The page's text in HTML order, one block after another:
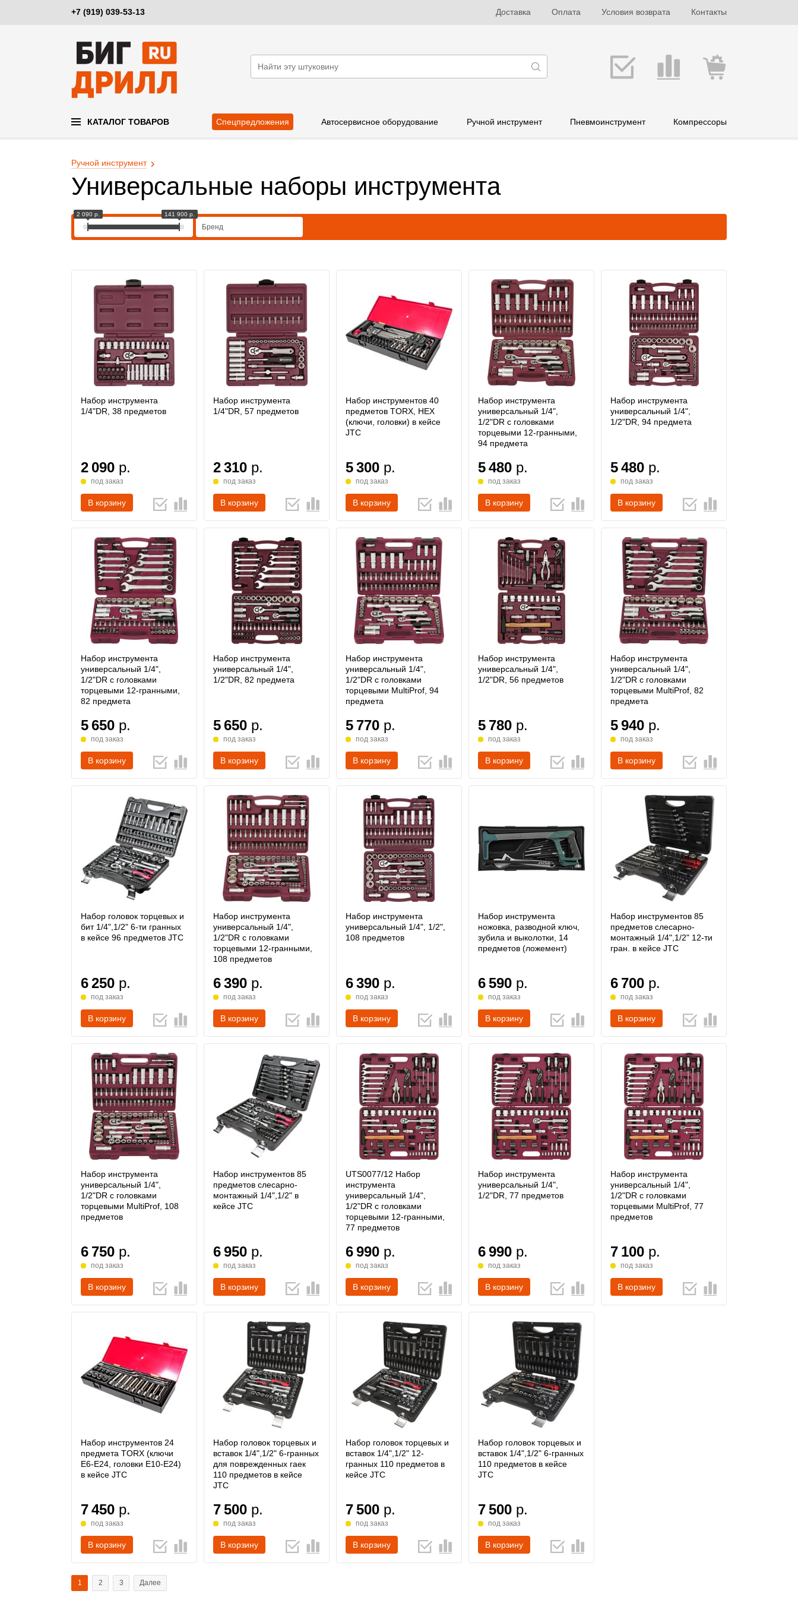
+7 (919) 039-53-13 Доставка Оплата Условия возврата Контакты
КАТАЛОГ ТОВАРОВ Спецпредложения Автосервисное оборудование Ручной инструмент Пневмоинструмент Компрессоры
Ручной инструмент
Универсальные наборы инструмента
2 090 р. 141 900 р.
Бренд
Набор инструмента
1/4"DR, 38 предметов
2 090 р.
под заказ
В корзину
Набор инструмента
1/4"DR, 57 предметов
2 310 р.
под заказ
В корзину
Набор инструментов 40
предметов TORX, HEX
(ключи, головки) в кейсе
JTC
5 300 р.
под заказ
В корзину
Набор инструмента
универсальный 1/4",
1/2"DR с головками
торцевыми 12-гранными,
94 предмета
5 480 р.
под заказ
В корзину
Набор инструмента
универсальный 1/4",
1/2"DR, 94 предмета
5 480 р.
под заказ
В корзину
Набор инструмента
универсальный 1/4",
1/2"DR с головками
торцевыми 12-гранными,
82 предмета
5 650 р.
под заказ
В корзину
Набор инструмента
универсальный 1/4",
1/2"DR, 82 предмета
5 650 р.
под заказ
В корзину
Набор инструмента
универсальный 1/4",
1/2"DR с головками
торцевыми MultiProf, 94
предмета
5 770 р.
под заказ
В корзину
Набор инструмента
универсальный 1/4",
1/2"DR, 56 предметов
5 780 р.
под заказ
В корзину
Набор инструмента
универсальный 1/4",
1/2"DR с головками
торцевыми MultiProf, 82
предмета
5 940 р.
под заказ
В корзину
Набор головок торцевых и
бит 1/4",1/2" 6-ти гранных
в кейсе 96 предметов JTC
6 250 р.
под заказ
В корзину
Набор инструмента
универсальный 1/4",
1/2"DR с головками
торцевыми 12-гранными,
108 предметов
6 390 р.
под заказ
В корзину
Набор инструмента
универсальный 1/4", 1/2",
108 предметов
6 390 р.
под заказ
В корзину
Набор инструмента
ножовка, разводной ключ,
зубила и выколотки, 14
предметов (ложемент)
6 590 р.
под заказ
В корзину
Набор инструментов 85
предметов слесарно-
монтажный 1/4",1/2" 12-ти
гран. в кейсе JTC
6 700 р.
под заказ
В корзину
Набор инструмента
универсальный 1/4",
1/2"DR с головками
торцевыми MultiProf, 108
предметов
6 750 р.
под заказ
В корзину
Набор инструментов 85
предметов слесарно-
монтажный 1/4",1/2" в
кейсе JTC
6 950 р.
под заказ
В корзину
UTS0077/12 Набор
инструмента
универсальный 1/4",
1/2"DR с головками
торцевыми 12-гранными,
77 предметов
6 990 р.
под заказ
В корзину
Набор инструмента
универсальный 1/4",
1/2"DR, 77 предметов
6 990 р.
под заказ
В корзину
Набор инструмента
универсальный 1/4",
1/2"DR с головками
торцевыми MultiProf, 77
предметов
7 100 р.
под заказ
В корзину
Набор инструментов 24
предмета TORX (ключи
E6-E24, головки E10-E24)
в кейсе JTC
7 450 р.
под заказ
В корзину
Набор головок торцевых и
вставок 1/4",1/2" 6-гранных
для поврежденных гаек
110 предметов в кейсе
JTC
7 500 р.
под заказ
В корзину
Набор головок торцевых и
вставок 1/4",1/2" 12-
гранных 110 предметов в
кейсе JTC
7 500 р.
под заказ
В корзину
Набор головок торцевых и
вставок 1/4",1/2" 6-гранных
110 предметов в кейсе
JTC
7 500 р.
под заказ
В корзину
1 2 3 Далее